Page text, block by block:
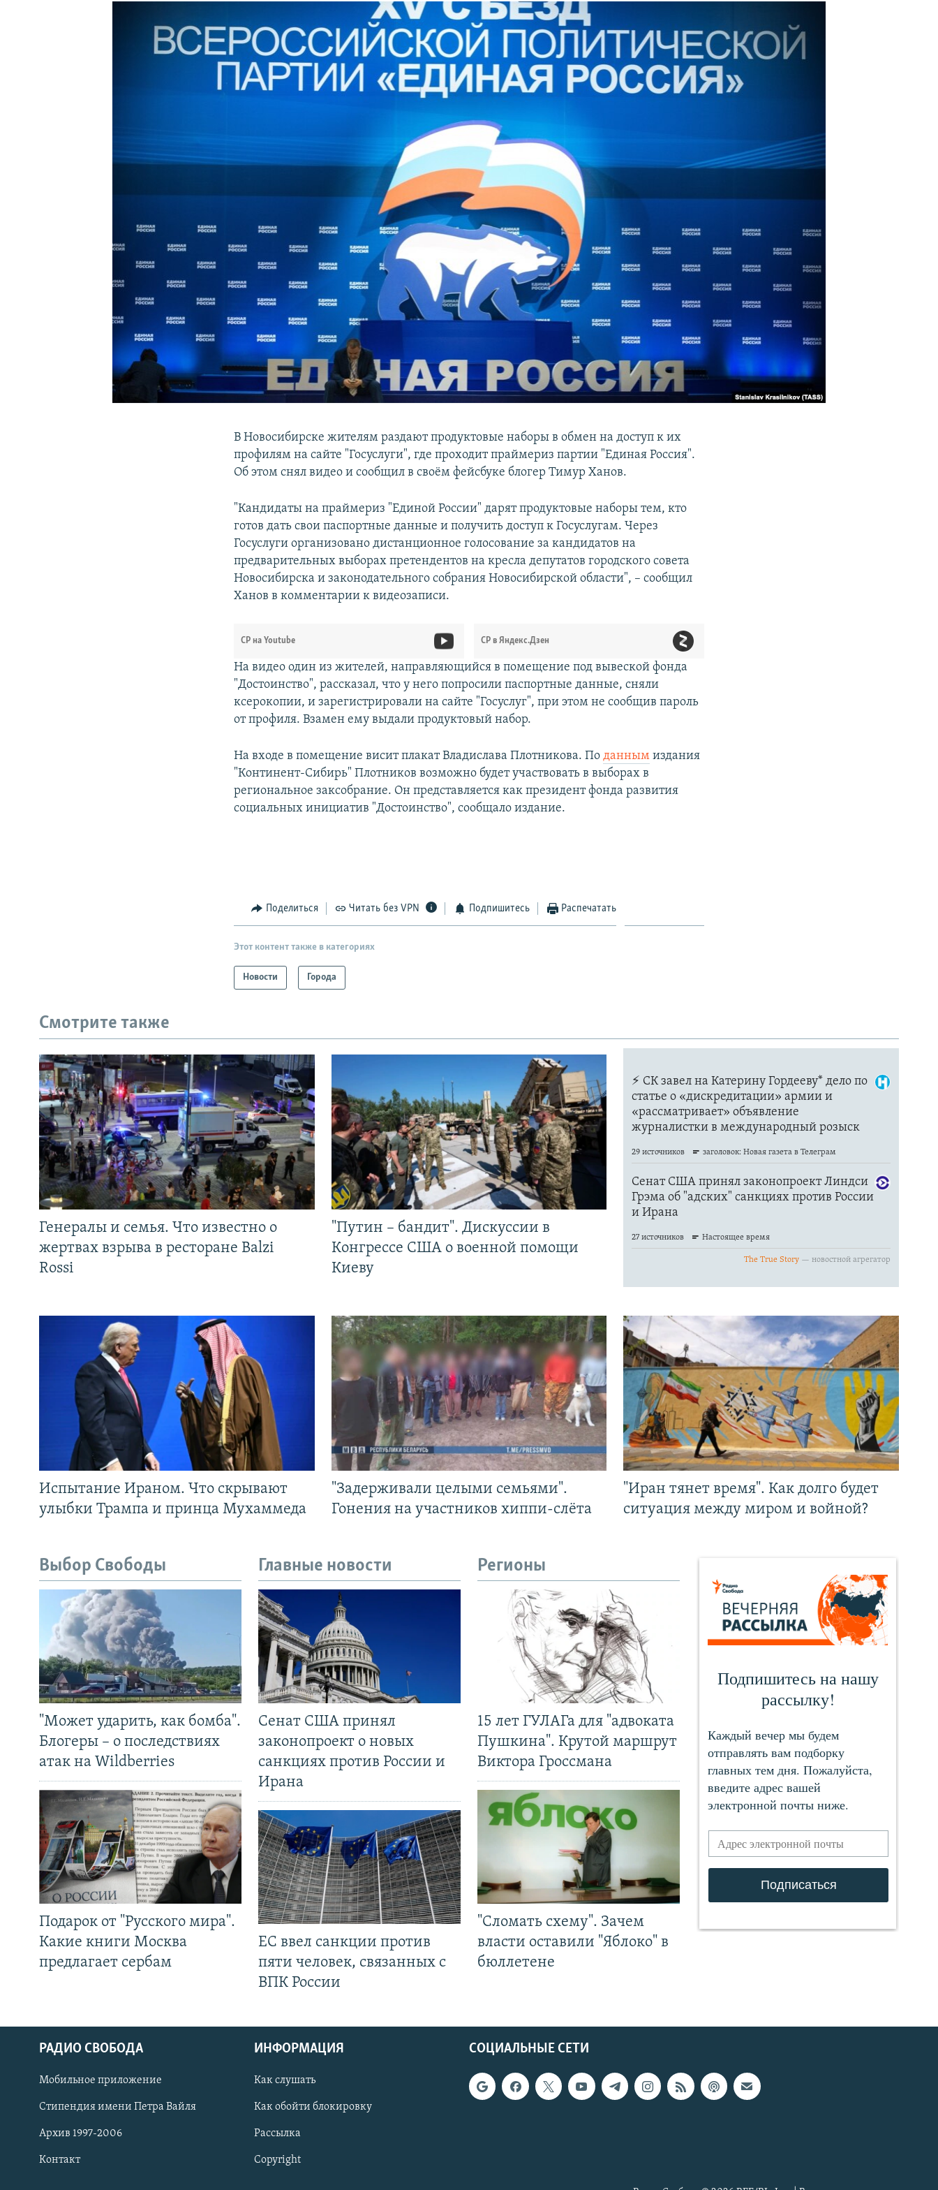
ПОДПИШИТЕСЬ НА РАССЫЛКУ
СОЦИАЛЬНЫЕ СЕТИ
В Новосибирске жителям раздают продуктовые наборы в обмен на доступ к их
профилям на сайте "Госуслуги", где проходит праймериз партии "Единая Россия".
Об этом снял видео и сообщил в своём фейсбуке блогер Тимур Ханов.
"Кандидаты на праймериз "Единой России" дарят продуктовые наборы тем, кто
готов дать свои паспортные данные и получить доступ к Госуслугам. Через
Госуслуги организовано дистанционное голосование за кандидатов на
предварительных выборах претендентов на кресла депутатов городского совета
Новосибирска и законодательного собрания Новосибирской области", – сообщил
Ханов в комментарии к видеозаписи.
СР на Youtube СР в Яндекс.Дзен
На видео один из жителей, направляющийся в помещение под вывеской фонда
"Достоинство", рассказал, что у него попросили паспортные данные, сняли
ксерокопии, и зарегистрировали на сайте "Госуслуг", при этом не сообщив пароль
от профиля. Взамен ему выдали продуктовый набор.
На входе в помещение висит плакат Владислава Плотникова. Поданным издания
"Континент-Сибирь" Плотников возможно будет участвовать в выборах в
региональное заксобрание. Он представляется как президент фонда развития
социальных инициатив "Достоинство", сообщало издание.
Поделиться Читать без VPN Подпишитесь Распечатать
Этот контент также в категориях
Новости Города
Смотрите также
Генералы и семья. Что известно о
жертвах взрыва в ресторане Balzi
Rossi
"Путин – бандит". Дискуссии в
Конгрессе США о военной помощи
Киеву
Испытание Ираном. Что скрывают
улыбки Трампа и принца Мухаммеда
"Задерживали целыми семьями".
Гонения на участников хиппи-слёта
"Иран тянет время". Как долго будет
ситуация между миром и войной?
Выбор Свободы
"Может ударить, как бомба".
Блогеры – о последствиях
атак на Wildberries
Подарок от "Русского мира".
Какие книги Москва
предлагает сербам
Главные новости
Сенат США принял
законопроект о новых
санкциях против России и
Ирана
ЕС ввел санкции против
пяти человек, связанных с
ВПК России
Регионы
15 лет ГУЛАГа для "адвоката
Пушкина". Крутой маршрут
Виктора Гроссмана
"Сломать схему". Зачем
власти оставили "Яблоко" в
бюллетене
СОЦИАЛЬНЫЕ СЕТИ
РАДИО СВОБОДА
Мобильное приложение
Стипендия имени Петра Вайля
Архив 1997-2006
Контакт
ИНФОРМАЦИЯ
Как слушать
Как обойти блокировку
Рассылка
Copyright